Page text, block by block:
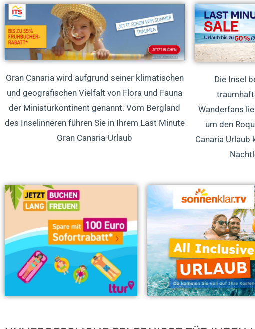
Gran Canaria wird aufgrund seiner klimatischen
und geografischen Vielfalt von Flora und Fauna
der Miniaturkontinent genannt. Vom Bergland
des Inselinneren führen Sie in Ihrem Last Minute
Gran Canaria-Urlaub
Die Insel
Wanderfans
um den
Canaria Urlaub